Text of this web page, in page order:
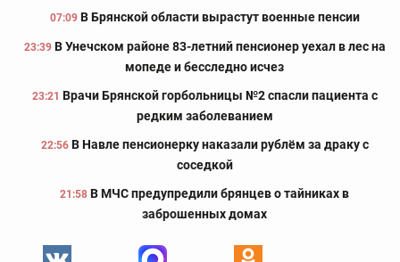
07:09 В Брянской области вырастут военные пенсии
23:39 В Унечском районе 83-летний пенсионер уехал в лес на
мопеде и бесследно исчез
23:21 Врачи Брянской горбольницы №2 спасли пациента с
редким заболеванием
22:56 В Навле пенсионерку наказали рублём за драку с
соседкой
21:58 В МЧС предупредили брянцев о тайниках в
заброшенных домах